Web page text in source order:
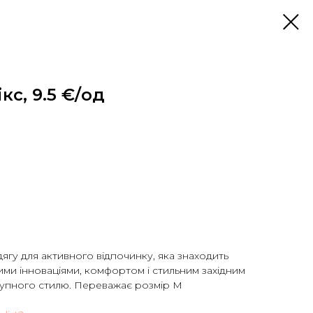
9.5 €/од
для активного відпочинку, яка знаходить
інноваціями, комфортом і стильним західним
стилю. Переважає розмір М